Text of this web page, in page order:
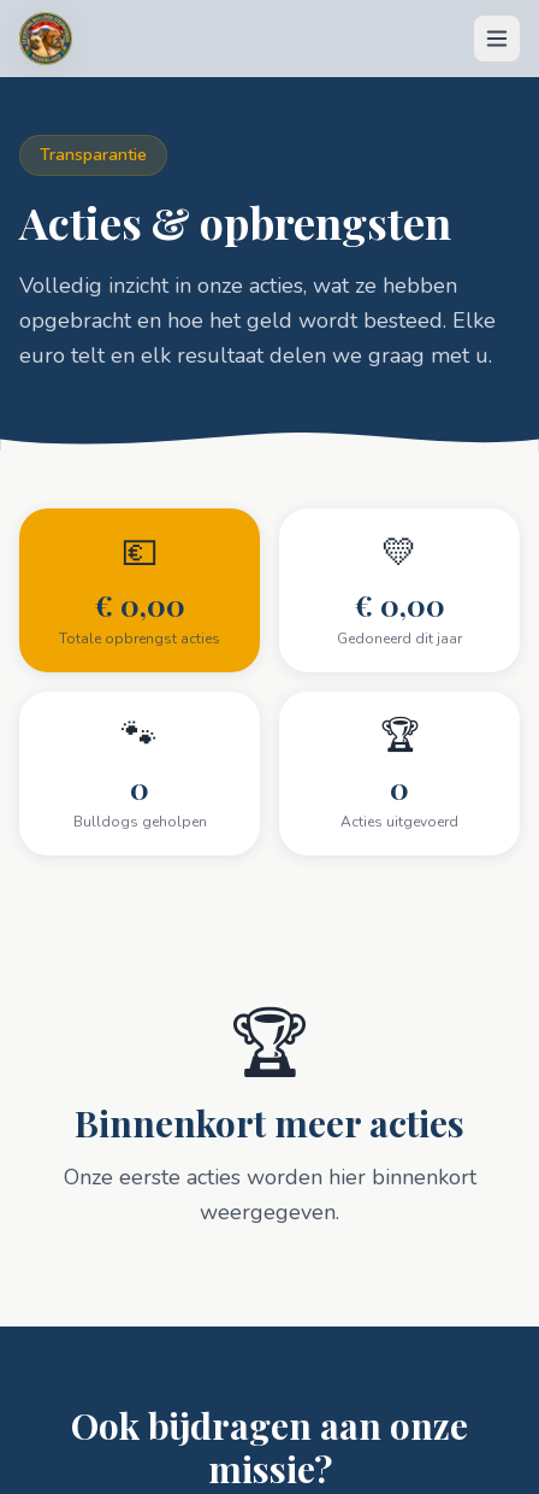
DONEREN
💶 Doneer nu
Transparantie
Acties & opbrengsten
Volledig inzicht in onze acties, wat ze hebben
opgebracht en hoe het geld wordt besteed. Elke
euro telt en elk resultaat delen we graag met u.
💶
€ 0,00
Totale opbrengst acties
💛
€ 0,00
Gedoneerd dit jaar
🐾
0
Bulldogs geholpen
🏆
0
Acties uitgevoerd
🏆
Binnenkort meer acties
Onze eerste acties worden hier binnenkort
weergegeven.
Ook bijdragen aan onze
missie?